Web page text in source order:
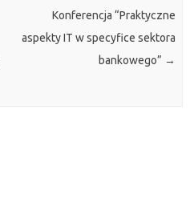
Konferencja “Praktyczne
aspekty IT w specyfice sektora
bankowego” →